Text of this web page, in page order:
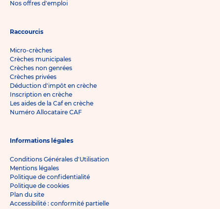
Nos offres d'emploi
Raccourcis
Micro-crèches
Crèches municipales
Crèches non genrées
Crèches privées
Déduction d'impôt en crèche
Inscription en crèche
Les aides de la Caf en crèche
Numéro Allocataire CAF
Informations légales
Conditions Générales d'Utilisation
Mentions légales
Politique de confidentialité
Politique de cookies
Plan du site
Accessibilité : conformité partielle